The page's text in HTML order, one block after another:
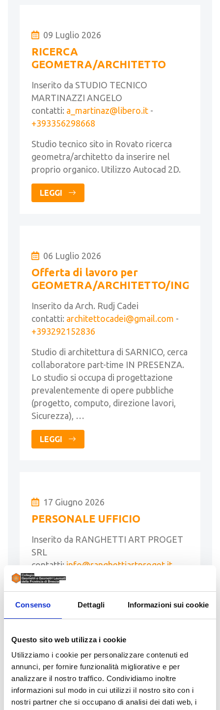
Consenso Dettagli Informazioni sui cookie
Questo sito web utilizza i cookie
Utilizziamo i cookie per personalizzare contenuti ed
annunci, per fornire funzionalità migliorative e per
analizzare il nostro traffico. Condividiamo inoltre
informazioni sul modo in cui utilizzi il nostro sito con i
nostri partner che si occupano di analisi dei dati web, i
09 Luglio 2026
RICERCA
GEOMETRA/ARCHITETTO
Inserito da STUDIO TECNICO
MARTINAZZI ANGELO
contatti: a_martinaz@libero.it -
+393356298668
Studio tecnico sito in Rovato ricerca
geometra/architetto da inserire nel
proprio organico. Utilizzo Autocad 2D.
LEGGI
06 Luglio 2026
Offerta di lavoro per
GEOMETRA/ARCHITETTO/
Inserito da Arch. Rudj Cadei
contatti: architettocadei@gmail.com -
+393292152836
Studio di architettura di SARNICO, cerca
collaboratore part-time IN PRESENZA.
Lo studio si occupa di progettazione
prevalentemente di opere pubbliche
(progetto, computo, direzione lavori,
Sicurezza), …
LEGGI
17 Giugno 2026
PERSONALE UFFICIO
Inserito da RANGHETTI ART PROGET
SRL
contatti: info@ranghettiartproget.it
Opportunità di Lavoro Ranghetti Art
ricerca una persona da inserire in ufficio.